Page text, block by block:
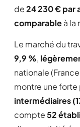
de24 230 € par
comparableà la
Le marché du
9,9 %,
nationale
montre une
intermédiaires
compte52